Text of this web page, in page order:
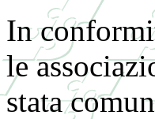
In
le
stata